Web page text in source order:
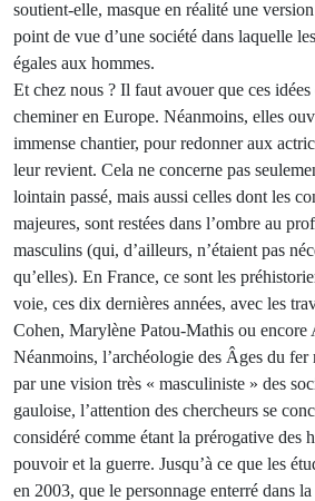
soutient-elle, masque en réalité une
point de vue d’une société dans laquelle
égales aux hommes.
Et chez nous ? Il faut avouer que ces
cheminer en Europe. Néanmoins, elles
immense chantier, pour redonner aux
leur revient. Cela ne concerne pas
lointain passé, mais aussi celles dont les
majeures, sont restées dans l’ombre au
masculins (qui, d’ailleurs, n’étaient pas
qu’elles). En France, ce sont les
voie, ces dix dernières années, avec les
Cohen, Marylène Patou-Mathis ou encore
Néanmoins, l’archéologie des Âges du fer
par une vision très « masculiniste » des
gauloise, l’attention des chercheurs se
considéré comme étant la prérogative des
pouvoir et la guerre. Jusqu’à ce que les
en 2003, que le personnage enterré dans